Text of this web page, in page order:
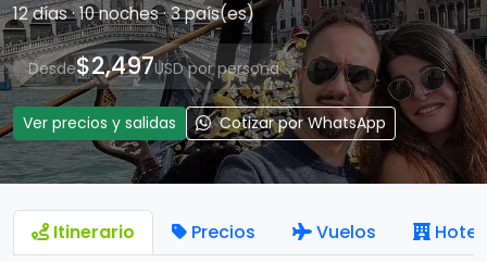
12 días · 10 noches · 3 país(es)
Desde$2,497USD por persona
Ver precios y salidas Cotizar por WhatsApp
Itinerario Precios Vuelos